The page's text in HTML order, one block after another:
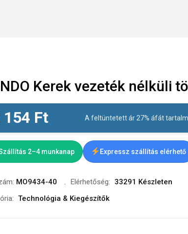
Kerek vezeték nélküli
154 Ft A feltüntetett ár 27% áfát
2–4 munkanap Expressz szállítás elérhető
MO9434-40 Elérhetőség:
33291 Készleten
Technológia & Kiegészítők